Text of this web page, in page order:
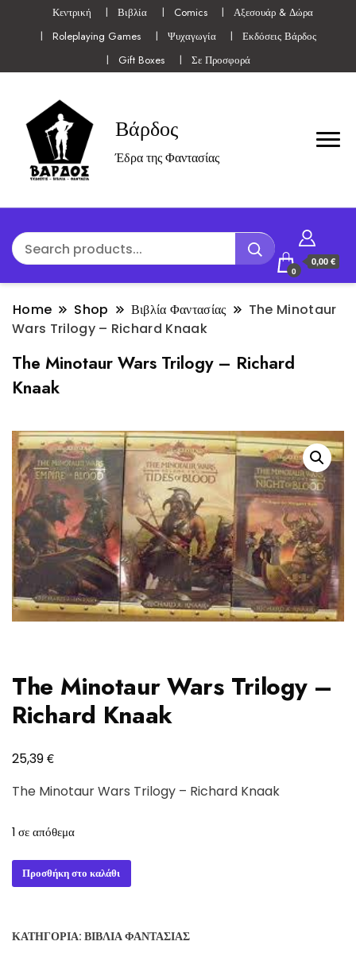
Κεντρική Βιβλία Comics
Αξεσουάρ & Δώρα
Roleplaying Games
Ψυχαγωγία
Εκδόσεις Βάρδος
Gift Boxes
Σε Προσφορά
Βάρδος
Έδρα της Φαντασίας
0
0,00 €
Home Shop Βιβλία Φαντασίας
The Minotaur
Wars Trilogy – Richard Knaak
The Minotaur Wars Trilogy – Richard
Knaak
The Minotaur Wars Trilogy –
Richard Knaak
25,39€
The Minotaur Wars Trilogy – Richard Knaak
1 σε απόθεμα
The
Minotaur
-
Προσθήκη στο καλάθι
ΚΑΤΗΓΟΡΊΑ: ΒΙΒΛΊΑ ΦΑΝΤΑΣΊΑΣ